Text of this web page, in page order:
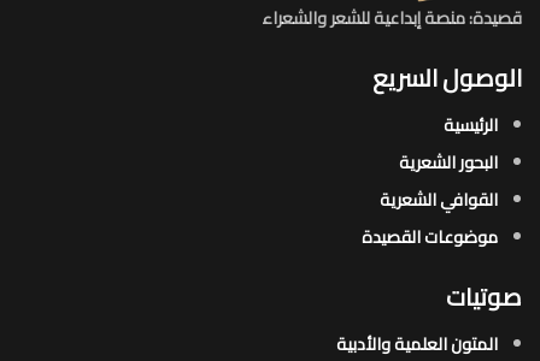
قصيدة: منصة إبداعية للشعر والشعراء
الوصول السريع
الرئيسية
البحور الشعرية​
القوافي الشعرية​
موضوعات القصيدة​
صوتيات
المتون العلمية والأدبية